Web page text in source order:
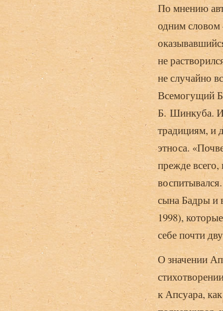
По мнению
одним словом
не
не случайно
Всемогущий
Б. Шинкуба. И
традициям, и
этноса.
прежде
сына Бадры и
1998),
себе почти
О значении
к Апсуара,